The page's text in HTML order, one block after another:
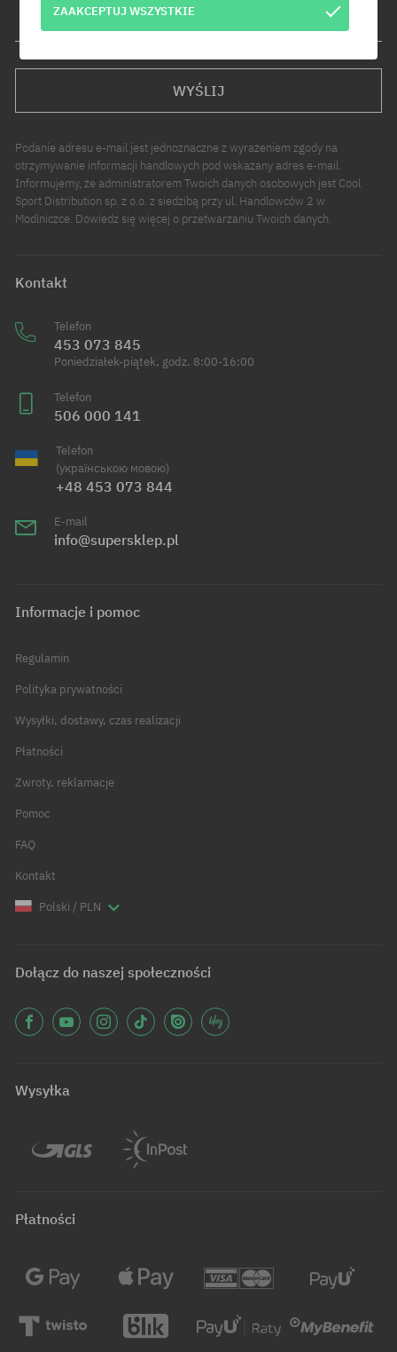
WYŚLIJ
Podanie adresu e-mail jest jednoznaczne z wyrażeniem zgody na
otrzymywanie informacji handlowych pod wskazany adres e-mail.
Informujemy, że administratorem Twoich danych osobowych jest Cool
Sport Distribution sp. z o.o. z siedzibą przy ul. Handlowców 2 w
Modlniczce. Dowiedz się więcej o przetwarzaniu Twoich danych.
Kontakt
Telefon
453 073 845
Poniedziałek-piątek, godz. 8:00-16:00
Telefon
506 000 141
Telefon
(українською мовою)
+48 453 073 844
E-mail
info@supersklep.pl
Informacje i pomoc
Regulamin
Polityka prywatności
Wysyłki, dostawy, czas realizacji
Płatności
Zwroty, reklamacje
Pomoc
FAQ
Kontakt
Polski / PLN
Dołącz do naszej społeczności
Wysyłka
Płatności
ZAAKCEPTUJ WSZYSTKIE